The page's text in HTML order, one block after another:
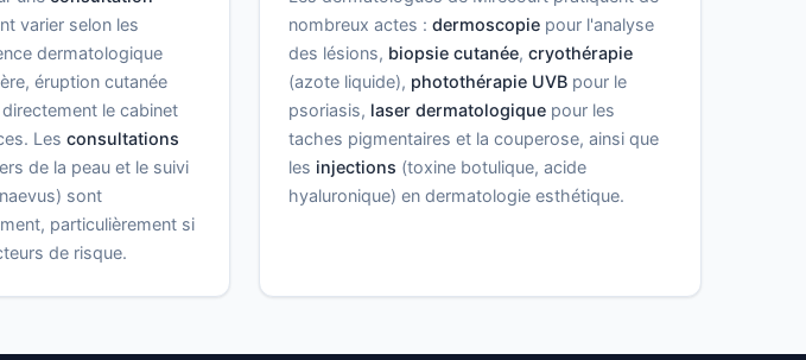
varier selon les
dermatologique
éruption cutanée
le cabinet
Lesconsultations
de la peau et le suivi
sont
particulièrement si
de risque.
nombreux actes : dermoscopiepour l'analyse
des lésions, biopsie cutanée, cryothérapie
(azote liquide), photothérapie UVBpour le
psoriasis, laser dermatologiquepour les
taches pigmentaires et la couperose, ainsi que
les injections (toxine botulique, acide
hyaluronique) en dermatologie esthétique.